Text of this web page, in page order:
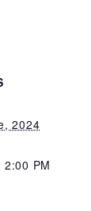
2024
2:00 PM